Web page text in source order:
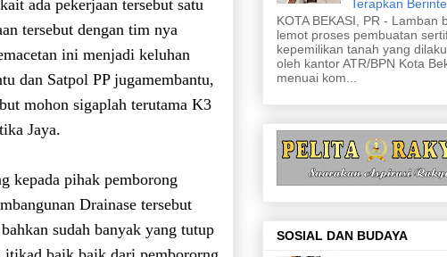
ada pekerjaan tersebut satu
tersebut dengan tim nya
ini menjadi keluhan
dan Satpol PP jugamembantu,
mohon sigaplah terutama K3
Jaya.
kepada pihak pemborong
Drainase tersebut
sudah banyak yang tutup
Terapkan
KOTA BEKASI, PR - Lamban
lemot proses pembuatan
kepemilikan tanah yang
oleh kantor ATR/BPN Kota
menuai kom...
SOSIAL DAN BUDAYA